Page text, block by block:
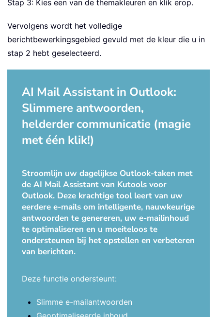
Stap 3: Kies een van de themakleuren en klik erop.
Vervolgens wordt het volledige
berichtbewerkingsgebied gevuld met de kleur die u in
stap 2 hebt geselecteerd.
AI Mail Assistant in Outlook:
Slimmere antwoorden,
helderder communicatie (magie
met één klik!)
Stroomlijn uw dagelijkse Outlook-taken met
de AI Mail Assistant van Kutools voor
Outlook. Deze krachtige tool leert van uw
eerdere e-mails om intelligente, nauwkeurige
antwoorden te genereren, uw e-mailinhoud
te optimaliseren en u moeiteloos te
ondersteunen bij het opstellen en verbeteren
van berichten.
Deze functie ondersteunt:
Slimme e-mailantwoorden